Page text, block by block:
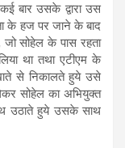
बार उसके द्वारा उस
के हज पर जाने के बाद
जो सोहेल के पास रहता
था तथा एटीएम के
से निकालते हुये उसे
सोहेल का अभियुक्त
उठाते हुये उसके साथ